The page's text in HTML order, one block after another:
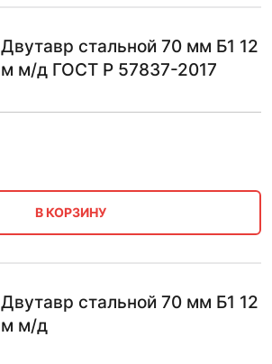
Двутавр стальной 70 мм Б1 12
м м/д ГОСТ Р 57837-2017
В КОРЗИНУ
Двутавр стальной 70 мм Б1 12
м м/д